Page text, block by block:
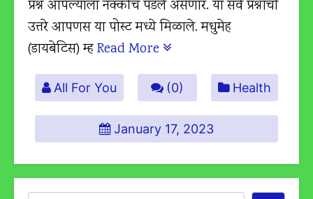
प्रश्न आपल्याला नक्कीच पडले असणार. या सर्व प्रश्नाची
उत्तरे आपणस या पोस्ट मध्ये मिळाले. मधुमेह
(डायबेटिस) म्ह Read More
All For You (0) Health
January 17, 2023